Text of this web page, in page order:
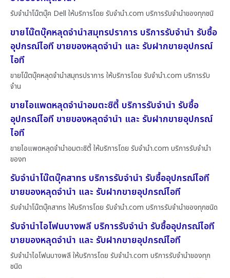
รับจำนำโน๊ตบุ๊ค Dell ให้บริการโดย รับจํานํา.com บริการรับจำนำของทุกชนิ
ขายโน๊ตบุ๊คหลุดจำนำสมุทรปราการ บริการรับจำนำ รับซื้อ
อุปกรณ์ไอที ขายของหลุดจำนำ และ รับฝากขายอุปกรณ์
ไอที
ขายโน๊ตบุ๊คหลุดจำนำสมุทรปราการ ให้บริการโดย รับจํานํา.com บริการรับ
จำน
ขายไอแพดหลุดจำนำอมตะซิตี้ บริการรับจำนำ รับซื้อ
อุปกรณ์ไอที ขายของหลุดจำนำ และ รับฝากขายอุปกรณ์
ไอที
ขายไอแพดหลุดจำนำอมตะซิตี้ ให้บริการโดย รับจํานํา.com บริการรับจำนำ
ของท
รับจำนำโน๊ตบุ๊คสาทร บริการรับจำนำ รับซื้ออุปกรณ์ไอที
ขายของหลุดจำนำ และ รับฝากขายอุปกรณ์ไอที
รับจำนำโน๊ตบุ๊คสาทร ให้บริการโดย รับจํานํา.com บริการรับจำนำของทุกชนิด
รับจำนำไอโฟนบางพลี บริการรับจำนำ รับซื้ออุปกรณ์ไอที
ขายของหลุดจำนำ และ รับฝากขายอุปกรณ์ไอที
รับจำนำไอโฟนบางพลี ให้บริการโดย รับจํานํา.com บริการรับจำนำของทุก
ชนิด